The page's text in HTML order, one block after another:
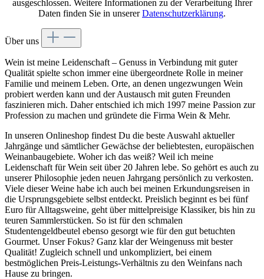
ausgeschlossen. Weitere Informationen zu der Verarbeitung Ihrer
Daten finden Sie in unsererDatenschutzerklärung.
Über uns
Wein ist meine Leidenschaft – Genuss in Verbindung mit guter
Qualität spielte schon immer eine übergeordnete Rolle in meiner
Familie und meinem Leben. Orte, an denen ungezwungen Wein
probiert werden kann und der Austausch mit guten Freunden
faszinieren mich. Daher entschied ich mich 1997 meine Passion zur
Profession zu machen und gründete die Firma Wein & Mehr.
In unseren Onlineshop findest Du die beste Auswahl aktueller
Jahrgänge und sämtlicher Gewächse der beliebtesten, europäischen
Weinanbaugebiete. Woher ich das weiß? Weil ich meine
Leidenschaft für Wein seit über 20 Jahren lebe. So gehört es auch zu
unserer Philosophie jeden neuen Jahrgang persönlich zu verkosten.
Viele dieser Weine habe ich auch bei meinen Erkundungsreisen in
die Ursprungsgebiete selbst entdeckt. Preislich beginnt es bei fünf
Euro für Alltagsweine, geht über mittelpreisige Klassiker, bis hin zu
teuren Sammlerstücken. So ist für den schmalen
Studentengeldbeutel ebenso gesorgt wie für den gut betuchten
Gourmet. Unser Fokus? Ganz klar der Weingenuss mit bester
Qualität! Zugleich schnell und unkompliziert, bei einem
bestmöglichen Preis-Leistungs-Verhältnis zu den Weinfans nach
Hause zu bringen.